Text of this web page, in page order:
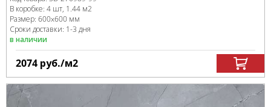
В коробке: 4 шт, 1.44 м2
Размер: 600x600 мм
Сроки доставки: 1-3 дня
в наличии
2074 руб./м2